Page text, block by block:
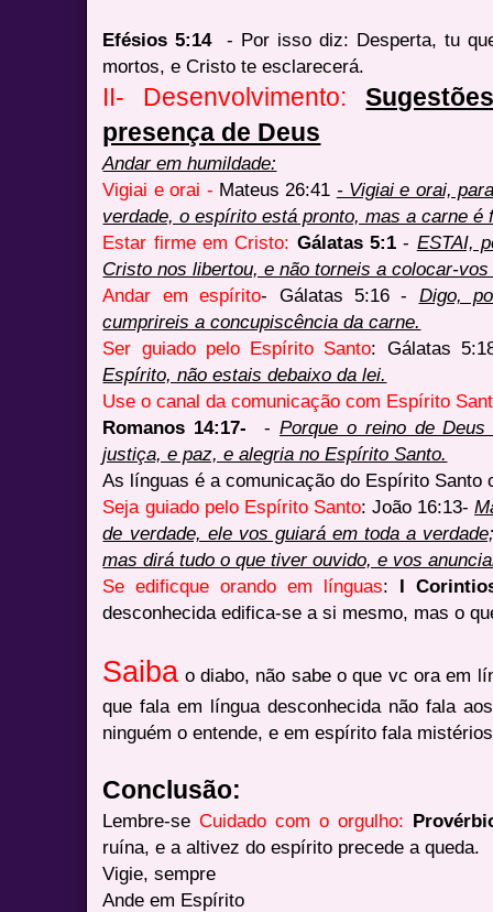
Efésios 5:14
- Por isso diz: Desperta, tu
mortos, e Cristo te esclarecerá.
II- Desenvolvimento:
presença de Deus
Andar em humildade:
Vigiai e orai - Mateus 26:41 - Vigiai e orai,
verdade, o espírito está pronto, mas a carne é
Estar firme em Cristo: Gálatas 5:1 - ESTAI,
Cristo nos libertou, e não torneis a colocar-
Andar em espírito- Gálatas 5:16 - Digo,
cumprireis a concupiscência da carne.
Ser guiado pelo Espírito Santo: Gálatas
Espírito, não estais debaixo da lei.
Use o canal da comunicação com Espírito
Romanos 14:17- - Porque o reino de
justiça, e paz, e alegria no Espírito Santo.
As línguas é a comunicação do Espírito Santo
Seja guiado pelo Espírito Santo: João 16:13-
de verdade, ele vos guiará em toda a
mas dirá tudo o que tiver ouvido, e vos
Se edificque orando em línguas: I
desconhecida edifica-se a si mesmo, mas o
Saiba o diabo, não sabe o que vc ora em
que fala em língua desconhecida não fala
ninguém o entende, e em espírito fala
Conclusão:
Lembre-seCuidado com o orgulho:
ruína, e a altivez do espírito precede a queda.
Vigie, sempre
Ande em Espírito